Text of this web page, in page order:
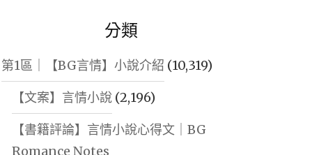
分類
第1區｜【BG言情】小說介紹 (10,319)
【文案】言情小說(2,196)
【書籍評論】言情小說心得文｜BG
Romance Notes